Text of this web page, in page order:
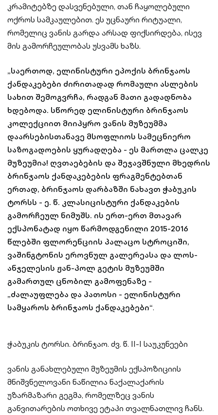
კრამიტებზე დასვენებული, თან ჩაყოლებული
ოქროს სამკაულებით. ეს უცნაური რიტუალი,
რომელიც ვანის გარდა არსად ფიქსირდება, ისევ
მის გამორჩეულობას უსვამს ხაზს.
„საერთოდ, ელინისტური ეპოქის ბრინჯაოს
ქანდაკებები ძირითადად რომაული ასლების
სახით შემოგვრჩა, რადგან მათი გადადნობა
ხდებოდა. სწორედ ელინისტური ბრინჯაოს
კოლექციით მიიპყრო ვანის მუზეუმმა
დაარსებისთანავე მსოფლიოს სამეცნიერო
საზოგადოების ყურადღება - ეს მართლა ცალკე
მუზეუმია! ღვთაებების და შეჯავშნული მხედრის
ბრინჯაოს ქანდაკებების ფრაგმენტებთან
ერთად, ბრინჯაოს დარბაზში ნახავთ ჭაბუკის
ტორსს - ე. წ. კლასიცისტური ქანდაკების
გამორჩეულ ნიმუშს. ის ერთ-ერთ მთავარ
ექსპონატად იყო წარმოდგენილი 2015-2016
წლებში ფლორენციის პალაცო სტროციში,
ვაშინგტონის ეროვნულ გალერეასა და ლოს-
ანჯელესის ჟან-პოლ გეტის მუზეუმში
გამართულ ცნობილ გამოფენაზე -
„ძალაუფლება და პათოსი - ელინისტური
სამყაროს ბრინჯაოს ქანდაკებები“.
ჭაბუკის ტორსი. ბრინჯაო. ძვ. წ. II-I საუკუნეები
ვანის განახლებული მუზეუმის ექსპოზიციის
მნიშვნელოვანი ნაწილია ნაქალაქარის
უზარმაზარი გეგმა, რომელზეც ვანის
განვითარების ოთხივე ეტაპი თვალნათლივ ჩანს.